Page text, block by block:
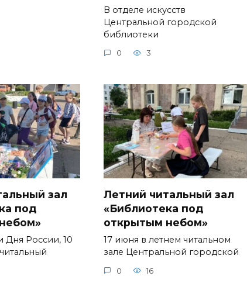
В отделе искусств
Центральной городской
библиотеки
0 3
зал
под
Дня России, 10
Летний читальный зал
«Библиотека под
открытым небом»
17 июня в летнем читальном
зале Центральной городской
0 16